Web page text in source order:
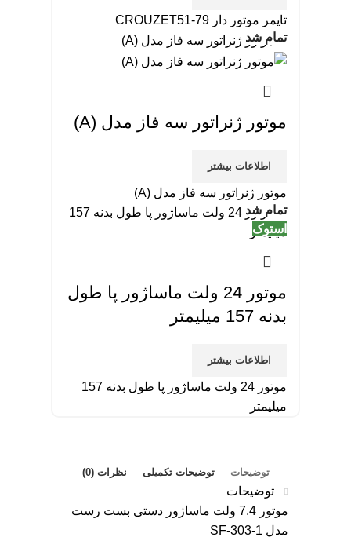
تایمر موتور دار CROUZET51-79
تمام شد
موتور ژنراتور سه فاز مدل (A)
اطلاعات بیشتر
موتور ژنراتور سه فاز مدل (A)
تمام شد
استوک
موتور 24 ولت ماساژور پا طول
بدنه 157 میلیمتر
اطلاعات بیشتر
موتور 24 ولت ماساژور پا طول بدنه 157
میلیمتر
توضیحات توضیحات تکمیلی نظرات (0)
توضیحات
موتور 7.4 ولت ماساژور دستی بست رست
مدل SF-303-1